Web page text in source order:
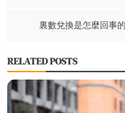
裏數兌換是怎麼回事
RELATED POSTS